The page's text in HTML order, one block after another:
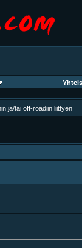
ja/tai off-roadiin liittyen